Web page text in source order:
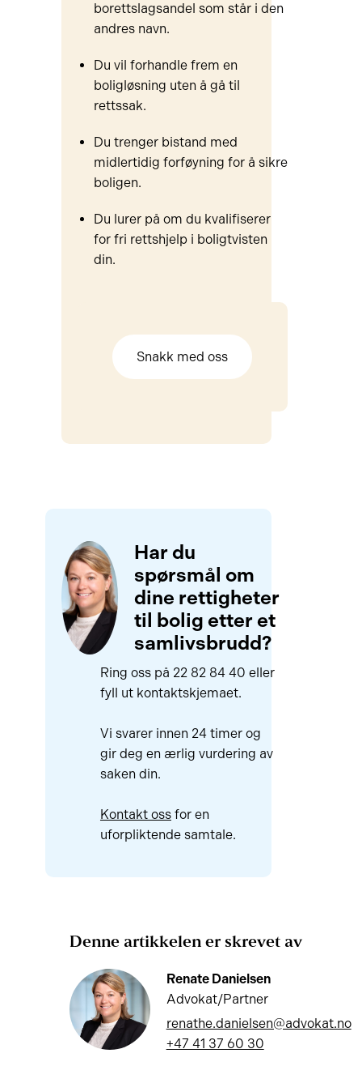
borettslagsandel som står i den
andres navn.
Du vil forhandle frem en
boligløsning uten å gå til
rettssak.
Du trenger bistand med
midlertidig forføyning for å sikre
boligen.
Du lurer på om du kvalifiserer
for fri rettshjelp i boligtvisten
din.
Snakk med oss
Har du
spørsmål om
dine rettigheter
til bolig etter et
samlivsbrudd?
Ring oss på 22 82 84 40 eller
fyll ut kontaktskjemaet.
Vi svarer innen 24 timer og
gir deg en ærlig vurdering av
saken din.
Kontakt ossfor en
uforpliktende samtale.
Denne artikkelen er skrevet av
Renate Danielsen
Advokat/Partner
renathe.danielsen@advokat.no
+47 41 37 60 30